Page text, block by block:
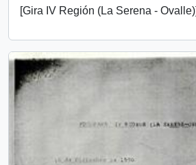
[Gira IV Región (La Serena - Ovalle)]